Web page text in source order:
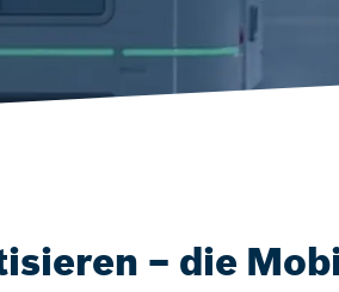
Gebäudeschutz
– die